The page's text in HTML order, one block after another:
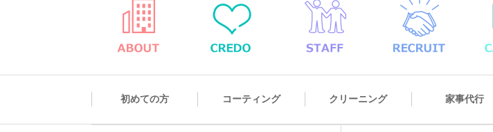
初めての方 コーティング クリーニング 家事代行